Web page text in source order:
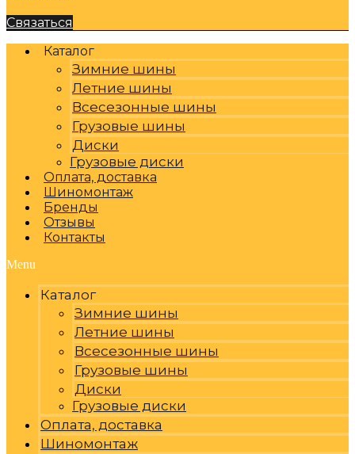
Связаться
Каталог
Зимние шины
Летние шины
Всесезонные шины
Грузовые шины
Диски
Грузовые диски
Оплата, доставка
Шиномонтаж
Бренды
Отзывы
Контакты
Menu
Каталог
Зимние шины
Летние шины
Всесезонные шины
Грузовые шины
Диски
Грузовые диски
Оплата, доставка
Шиномонтаж